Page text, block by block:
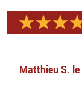
Matthieu S. le